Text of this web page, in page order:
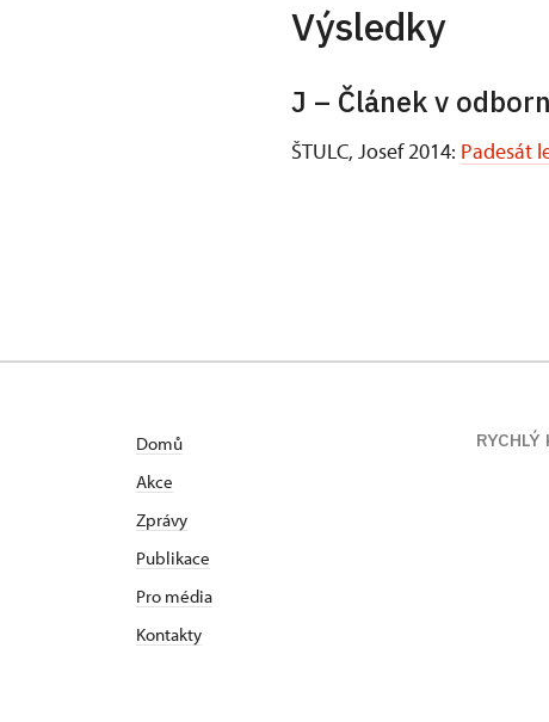
Výsledky
J – Článek v
ŠTULC, Josef 2014: Padesát
Domů
Akce
Zprávy
Publikace
Pro média
Kontakty